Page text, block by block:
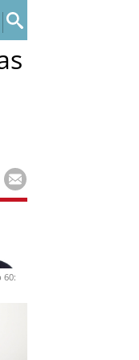
60: